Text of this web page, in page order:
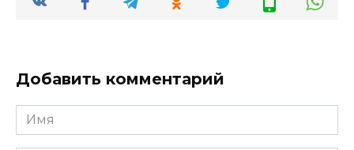
Добавить комментарий
Имя
*